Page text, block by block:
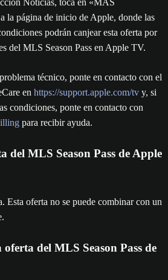
Noticias, toca en «MÁS
página de inicio de Apple, donde las
podrán canjear esta oferta por
del MLS Season Pass en Apple TV.
técnico, ponte en contacto con el
en https://support.apple.com/tv y, si
condiciones, ponte en contacto con
para recibir ayuda.
del MLS Season Pass de Apple
Esta oferta no se puede combinar con un
del MLS Season Pass de